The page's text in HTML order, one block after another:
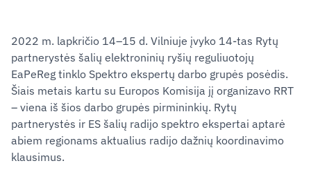
2022 m. lapkričio 14‒15 d. Vilniuje įvyko 14-tas Rytų
partnerystės šalių elektroninių ryšių reguliuotojų
EaPeReg tinklo Spektro ekspertų darbo grupės posėdis.
Šiais metais kartu su Europos Komisija jį organizavo RRT
– viena iš šios darbo grupės pirmininkių. Rytų
partnerystės ir ES šalių radijo spektro ekspertai aptarė
abiem regionams aktualius radijo dažnių koordinavimo
klausimus.